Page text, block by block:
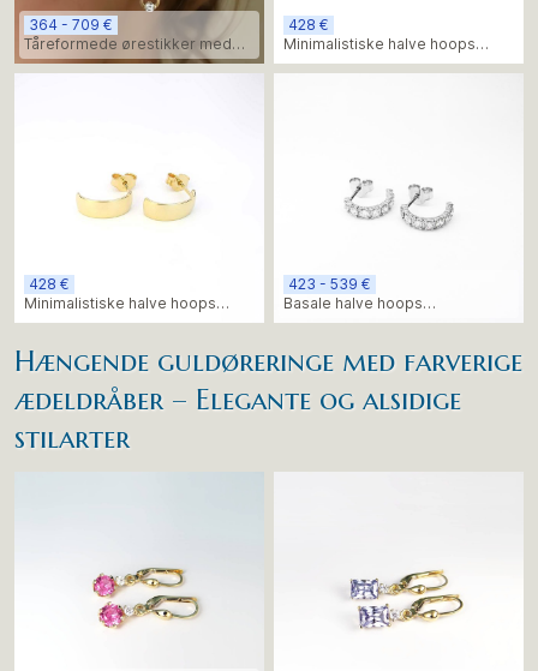
364 - 709 €
Tåreformede ørestikker med
diamant
428 €
Minimalistiske halve hoops
øreringe, hvidguld
428 €
Minimalistiske halve hoops
øreringe, gult guld
423 - 539 €
Basale halve hoops
stenøreringe
Hængende guldøreringe med farverige
ædeldråber – Elegante og alsidige
stilarter